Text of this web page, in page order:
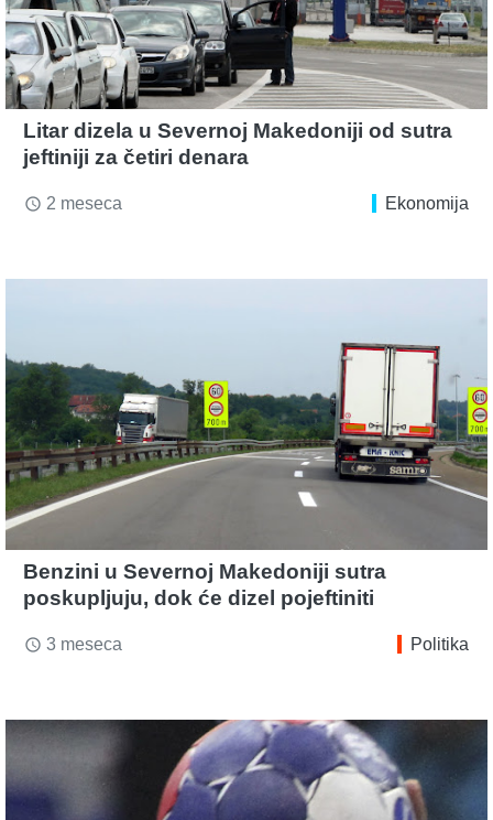
Litar dizela u Severnoj Makedoniji od sutra
jeftiniji za četiri denara
access_time 2 meseca Ekonomija
Benzini u Severnoj Makedoniji sutra
poskupljuju, dok će dizel pojeftiniti
access_time 3 meseca Politika